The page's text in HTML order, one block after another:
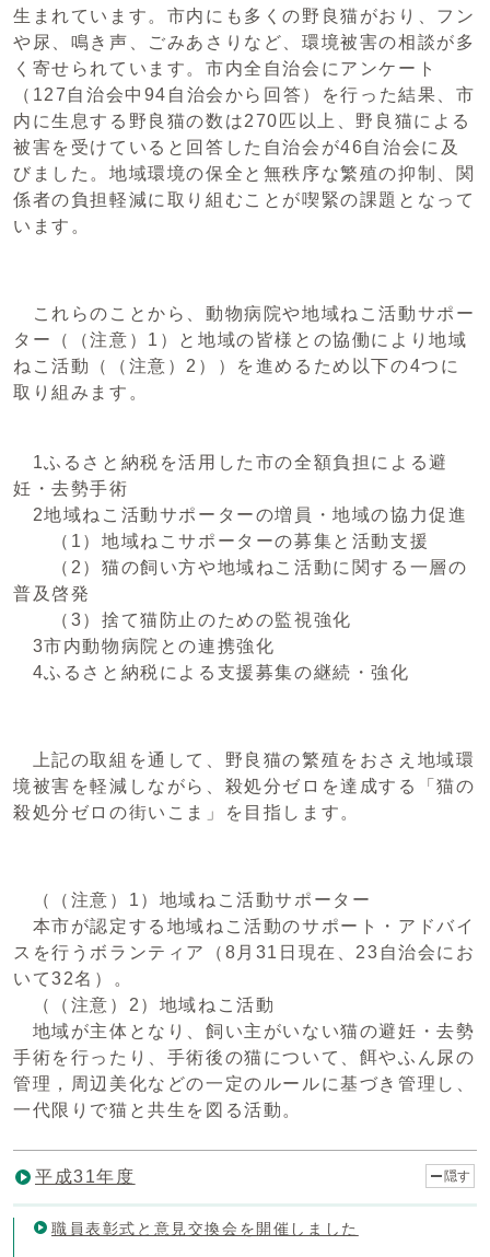
生まれています。市内にも多くの野良猫がおり、フン
や尿、鳴き声、ごみあさりなど、環境被害の相談が多
く寄せられています。市内全自治会にアンケート
（127自治会中94自治会から回答）を行った結果、市
内に生息する野良猫の数は270匹以上、野良猫による
被害を受けていると回答した自治会が46自治会に及
びました。地域環境の保全と無秩序な繁殖の抑制、関
係者の負担軽減に取り組むことが喫緊の課題となって
います。
これらのことから、動物病院や地域ねこ活動サポー
ター（（注意）1）と地域の皆様との協働により地域
ねこ活動（（注意）2））を進めるため以下の4つに
取り組みます。
1ふるさと納税を活用した市の全額負担による避
妊・去勢手術
2地域ねこ活動サポーターの増員・地域の協力促進
（1）地域ねこサポーターの募集と活動支援
（2）猫の飼い方や地域ねこ活動に関する一層の
普及啓発
（3）捨て猫防止のための監視強化
3市内動物病院との連携強化
4ふるさと納税による支援募集の継続・強化
上記の取組を通して、野良猫の繁殖をおさえ地域環
境被害を軽減しながら、殺処分ゼロを達成する「猫の
殺処分ゼロの街いこま」を目指します。
（（注意）1）地域ねこ活動サポーター
本市が認定する地域ねこ活動のサポート・アドバイ
スを行うボランティア（8月31日現在、23自治会にお
いて32名）。
（（注意）2）地域ねこ活動
地域が主体となり、飼い主がいない猫の避妊・去勢
手術を行ったり、手術後の猫について、餌やふん尿の
管理，周辺美化などの一定のルールに基づき管理し、
一代限りで猫と共生を図る活動。
平成31年度 隠す
職員表彰式と意見交換会を開催しました